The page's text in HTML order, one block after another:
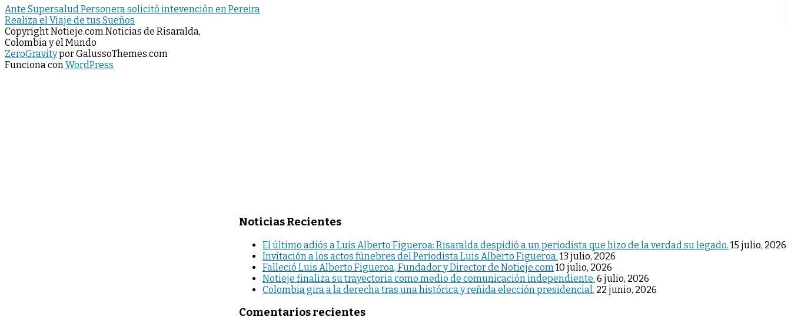
Ante Supersalud Personera solicitò intevenciòn en Pereira
Realiza el Viaje de tus Sueños
Noticias Recientes
El último adiós a Luis Alberto Figueroa: Risaralda despidió a un periodista que hizo de la verdad su legado. 15 julio, 2026
Invitación a los actos fúnebres del Periodista Luis Alberto Figueroa. 13 julio, 2026
Falleció Luis Alberto Figueroa, Fundador y Director de Notieje.com 10 julio, 2026
Notieje finaliza su trayectoria como medio de comunicación independiente. 6 julio, 2026
Colombia gira a la derecha tras una histórica y reñida elección presidencial. 22 junio, 2026
Comentarios recientes
Copyright Notieje.com Noticias de Risaralda,
Colombia y el Mundo
ZeroGravitypor GalussoThemes.com
Funciona conWordPress